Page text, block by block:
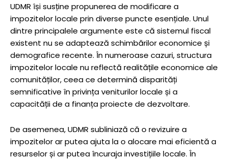
UDMR își susține propunerea de modificare a
impozitelor locale prin diverse puncte esențiale. Unul
dintre principalele argumente este că sistemul fiscal
existent nu se adaptează schimbărilor economice și
demografice recente. În numeroase cazuri, structura
impozitelor locale nu reflectă realitățile economice ale
comunităților, ceea ce determină disparități
semnificative în privința veniturilor locale și a
capacității de a finanța proiecte de dezvoltare.
De asemenea, UDMR subliniază că o revizuire a
impozitelor ar putea ajuta la o alocare mai eficientă a
resurselor și ar putea încuraja investițiile locale. În